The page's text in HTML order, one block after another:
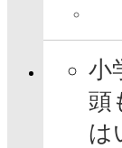
小
頭
は